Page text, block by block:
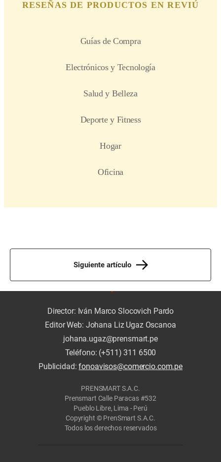
Siguiente artículo
Director: Iván Marco Slocovich Pardo
Editor Web: Johana Liz Ugaz Oscanoa
johana.ugaz@prensmart.pe
Teléfono: (+511) 311 6500
Publicidad:fonoavisos@comercio.com.pe
PRENSMART S.A.C.
Prensmart Calle Paracas #532
Pueblo Libre, Lima - Perú
Copyright © PrenSmart S.A.C.
Todos los derechos reservados